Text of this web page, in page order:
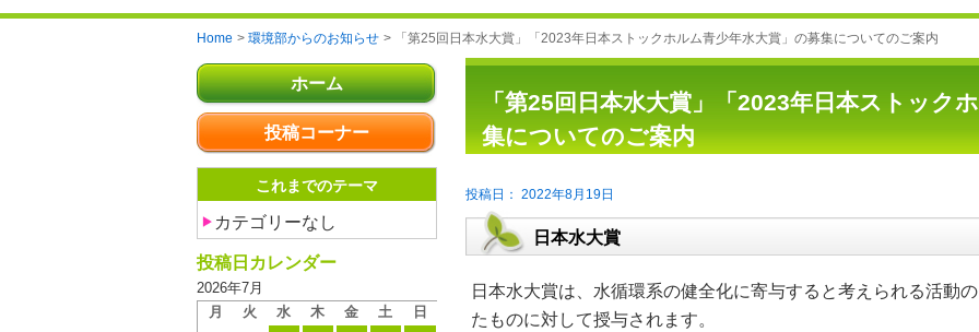
Home 環境部からのお知らせ 「第25回日本水大賞」「2023年日本ストックホルム青少年水大賞」の募集についてのご案内
ホーム
投稿コーナー
これまでのテーマ
カテゴリーなし
投稿日カレンダー
2026年7月
月
火 水 木 金 土 日
「第25回日本水大賞」「2023年日本ストック
集についてのご案内
2022年8月19日
日本水大賞
日本水大賞は、水循環系の健全化に寄与すると考えられる活動
たものに対して授与されます。